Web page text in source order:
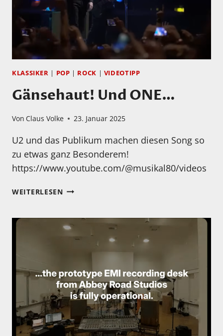
KLASSIKER | POP | ROCK | VIDEOTIPP
Gänsehaut! Und ONE…
Von Claus Volke 23. Januar 2025
U2 und das Publikum machen diesen Song so
zu etwas ganz Besonderem!
https://www.youtube.com/@musikal80/videos
WEITERLESENGÄNSEHAUT!